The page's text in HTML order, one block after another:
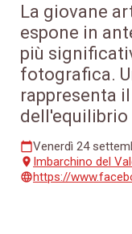
La giovane
espone in
più
fotografica.
rappresenta
dell'equilibrio
calendar_todayVenerdì 24
place Imbarchino del
languagehttps://